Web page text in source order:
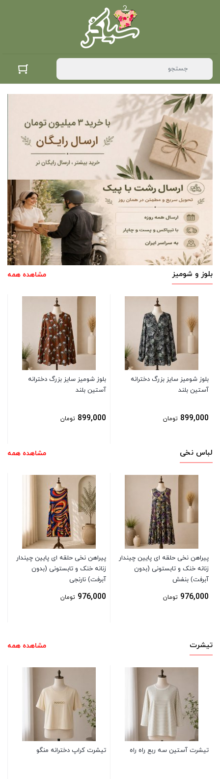
بلوز و شومیز مشاهده همه
بلوز شومیز سایز بزرگ دخترانه
آستین بلند
899,000 تومان
بلوز شومیز سایز بزرگ دخترانه
آستین بلند
899,000 تومان
لباس نخی مشاهده همه
پیراهن نخی حلقه ای پایین چیندار
زنانه خنک و تابستونی (بدون
آبرفت) بنفش
976,000 تومان
پیراهن نخی حلقه ای پایین چیندار
زنانه خنک و تابستونی (بدون
آبرفت) نارنجی
976,000 تومان
تیشرت مشاهده همه
تیشرت آستین سه ربع راه راه تیشرت کراپ دخترانه منگو